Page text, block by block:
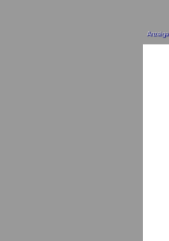
Anzeige